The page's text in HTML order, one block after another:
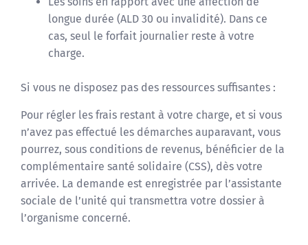
longue durée (ALD 30 ou invalidité). Dans ce
cas, seul le forfait journalier reste à votre
charge.
Si vous ne disposez pas des ressources suffisantes :
Pour régler les frais restant à votre charge, et si vous
n’avez pas effectué les démarches auparavant, vous
pourrez, sous conditions de revenus, bénéficier de la
complémentaire santé solidaire (CSS), dès votre
arrivée. La demande est enregistrée par l’assistante
sociale de l’unité qui transmettra votre dossier à
l’organisme concerné.